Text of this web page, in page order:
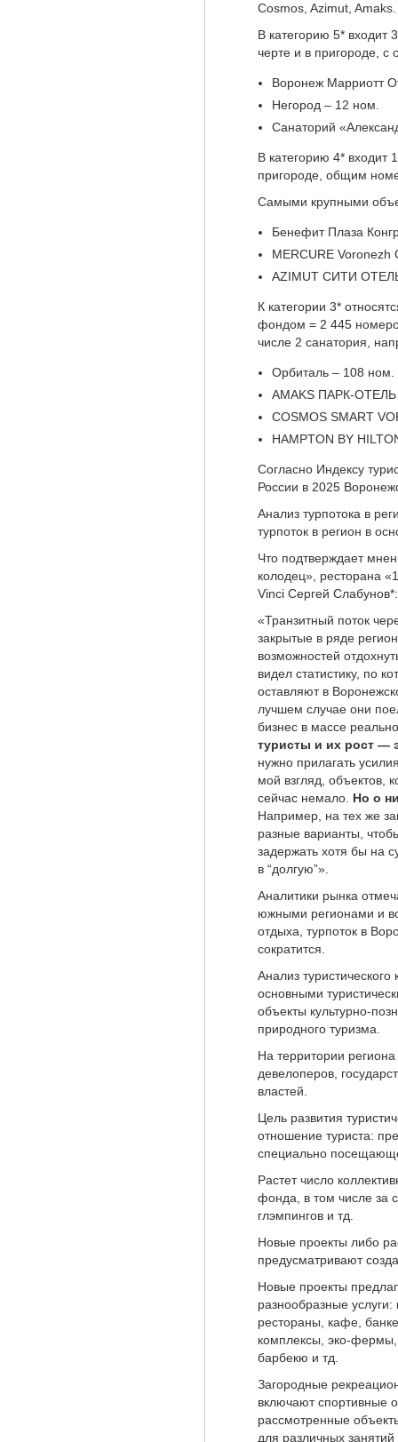
Cosmos, Azimut, Amaks.
В категорию 5* входит
черте и в пригороде,
Воронеж Марриотт
Негород – 12 ном.
Санаторий
В категорию 4* входит
пригороде, общим
Самыми крупными
Бенефит Плаза
MERCURE
AZIMUT СИТИ
К категории 3*
фондом = 2 445
числе 2 санатория,
Орбиталь – 108 ном.
AMAKS ПАРК-
COSMOS SMART
HAMPTON BY
Согласно Индексу
России в 2025
Анализ турпотока в
турпоток в регион в
Что подтверждает
колодец», ресторана
Vinci Сергей Слабунов*:
«Транзитный поток
закрытые в ряде
возможностей
видел статистику, по
оставляют в
лучшем случае они
бизнес в массе реально
туристы и их рост —
нужно прилагать
мой взгляд, объектов,
сейчас немало. Но о
Например, на тех же
разные варианты,
задержать хотя бы на
в “долгую”».
Аналитики рынка
южными регионами и
отдыха, турпоток в
сократится.
Анализ
основными
объекты культурно-
природного туризма.
На территории
девелоперов,
властей.
Цель развития
отношение туриста:
специально
Растет число
фонда, в том числе за
глэмпингов и тд.
Новые проекты либо
предусматривают
Новые проекты
разнообразные
рестораны, кафе,
комплексы, эко-
барбекю и тд.
Загородные
включают спортивные
рассмотренные
для различных